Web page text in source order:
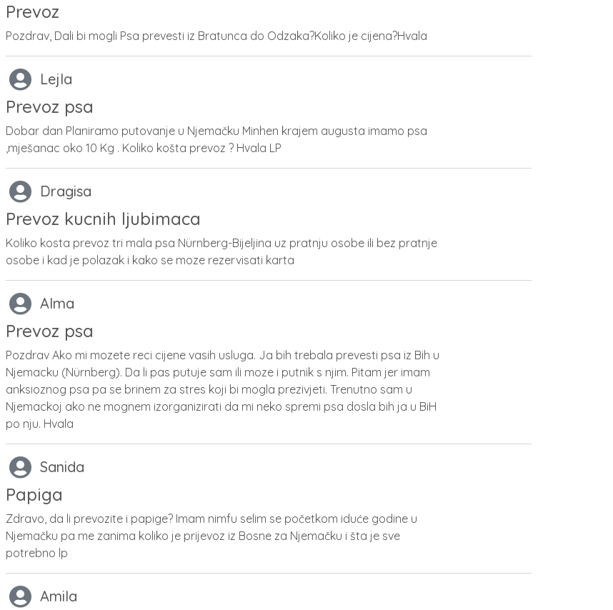
Prevoz
Pozdrav, Dali bi mogli Psa prevesti iz Bratunca do Odzaka?Koliko je cijena?Hvala
Lejla
Prevoz psa
Dobar dan Planiramo putovanje u Njemačku Minhen krajem augusta imamo psa
,mješanac oko 10 Kg . Koliko košta prevoz ? Hvala LP
Dragisa
Prevoz kucnih ljubimaca
Koliko kosta prevoz tri mala psa Nürnberg-Bijeljina uz pratnju osobe ili bez pratnje
osobe i kad je polazak i kako se moze rezervisati karta
Alma
Prevoz psa
Pozdrav Ako mi mozete reci cijene vasih usluga. Ja bih trebala prevesti psa iz Bih u
Njemacku (Nürnberg). Da li pas putuje sam ili moze i putnik s njim. Pitam jer imam
anksioznog psa pa se brinem za stres koji bi mogla prezivjeti. Trenutno sam u
Njemackoj ako ne mognem izorganizirati da mi neko spremi psa dosla bih ja u BiH
po nju. Hvala
Sanida
Papiga
Zdravo, da li prevozite i papige? Imam nimfu selim se početkom iduće godine u
Njemačku pa me zanima koliko je prijevoz iz Bosne za Njemačku i šta je sve
potrebno lp
Amila